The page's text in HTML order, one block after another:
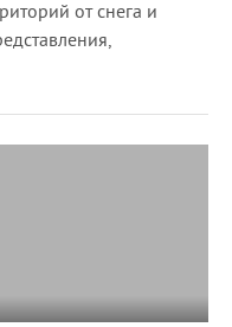
от снега и